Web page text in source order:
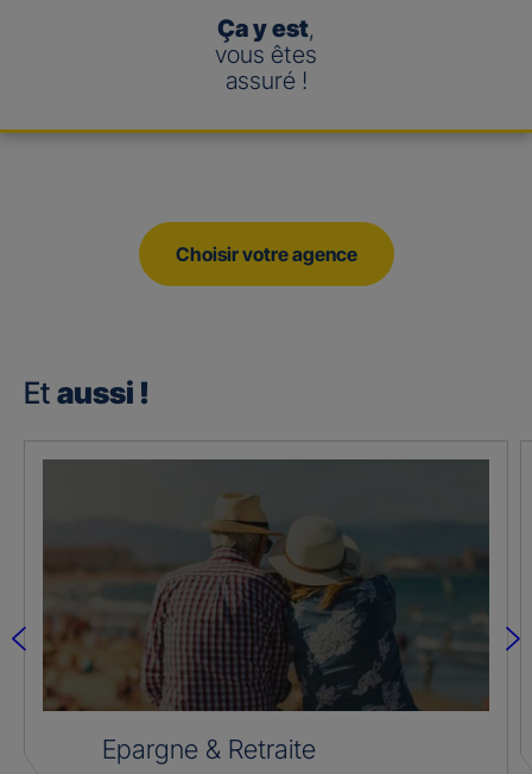
Ça y est,
vous êtes
assuré !
Choisir votre agence
Et aussi !
Epargne & Retraite